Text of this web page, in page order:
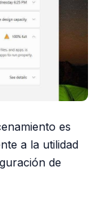
es
a la utilidad
de